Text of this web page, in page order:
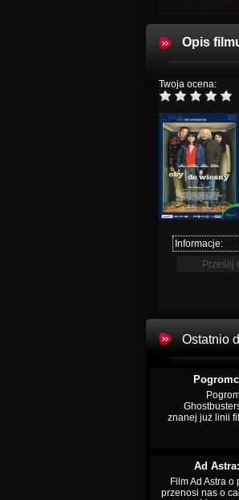
Opis
Twoja ocena:
Informacje:
Ostatnio
znanej już linii
Ad
Film Ad Astra
przenosi nas o